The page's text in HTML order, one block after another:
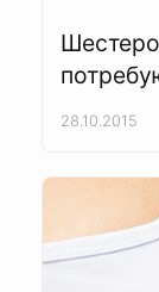
28.10.2015